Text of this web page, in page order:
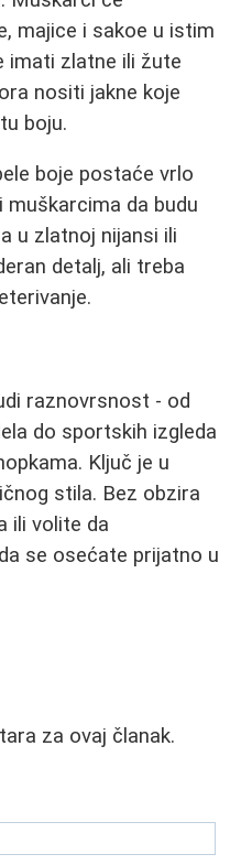
majice i sakoe u istim
imati zlatne ili žute
nositi jakne koje
boju.
boje postaće vrlo
da budu
u zlatnoj nijansi ili
detalj, ali treba
raznovrsnost - od
do sportskih izgleda
Ključ je u
stila. Bez obzira
ili volite da
se osećate prijatno u
za ovaj članak.